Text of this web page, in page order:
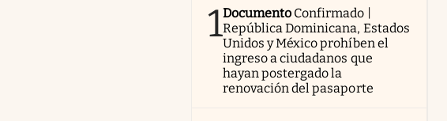
1Documento Confirmado |
República Dominicana, Estados
Unidos y México prohíben el
ingreso a ciudadanos que
hayan postergado la
renovación del pasaporte